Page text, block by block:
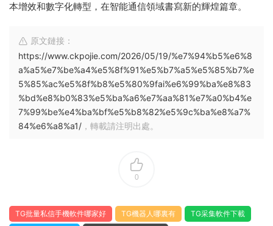
本增效和數字化轉型，在智能通信領域書寫新的輝煌篇章。
原文鏈接：
https://www.ckpojie.com/2026/05/19/%e7%94%b5%e6%8
a%a5%e7%be%a4%e5%8f%91%e5%b7%a5%e5%85%b7%e
5%85%ac%e5%8f%b8%e5%80%9fai%e6%99%ba%e8%83
%bd%e8%b0%83%e5%ba%a6%e7%aa%81%e7%a0%b4%e
7%99%be%e4%ba%bf%e5%b8%82%e5%9c%ba%e8%a7%
84%e6%a8%a1/ ，轉載請注明出處。
0
TG批量私信手機軟件哪家好 TG機器人哪裏有
TG采集軟件下載